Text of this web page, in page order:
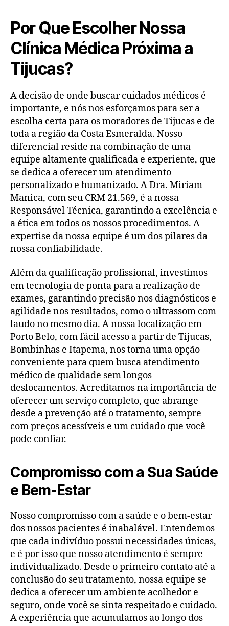
Por Que Escolher Nossa
Clínica Médica Próxima a
Tijucas?
A decisão de onde buscar cuidados médicos é
importante, e nós nos esforçamos para ser a
escolha certa para os moradores de Tijucas e de
toda a região da Costa Esmeralda. Nosso
diferencial reside na combinação de uma
equipe altamente qualificada e experiente, que
se dedica a oferecer um atendimento
personalizado e humanizado. A Dra. Miriam
Manica, com seu CRM 21.569, é a nossa
Responsável Técnica, garantindo a excelência e
a ética em todos os nossos procedimentos. A
expertise da nossa equipe é um dos pilares da
nossa confiabilidade.
Além da qualificação profissional, investimos
em tecnologia de ponta para a realização de
exames, garantindo precisão nos diagnósticos e
agilidade nos resultados, como o ultrassom com
laudo no mesmo dia. A nossa localização em
Porto Belo, com fácil acesso a partir de Tijucas,
Bombinhas e Itapema, nos torna uma opção
conveniente para quem busca atendimento
médico de qualidade sem longos
deslocamentos. Acreditamos na importância de
oferecer um serviço completo, que abrange
desde a prevenção até o tratamento, sempre
com preços acessíveis e um cuidado que você
pode confiar.
Compromisso com a Sua Saúde
e Bem-Estar
Nosso compromisso com a saúde e o bem-estar
dos nossos pacientes é inabalável. Entendemos
que cada indivíduo possui necessidades únicas,
e é por isso que nosso atendimento é sempre
individualizado. Desde o primeiro contato até a
conclusão do seu tratamento, nossa equipe se
dedica a oferecer um ambiente acolhedor e
seguro, onde você se sinta respeitado e cuidado.
A experiência que acumulamos ao longo dos